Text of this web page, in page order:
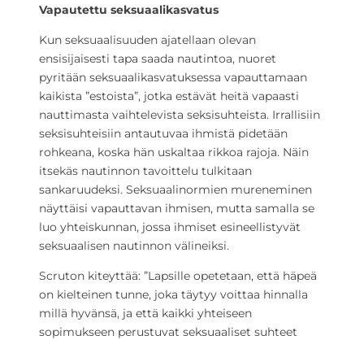
Vapautettu seksuaalikasvatus
Kun seksuaalisuuden ajatellaan olevan
ensisijaisesti tapa saada nautintoa, nuoret
pyritään seksuaalikasvatuksessa vapauttamaan
kaikista ”estoista”, jotka estävät heitä vapaasti
nauttimasta vaihtelevista seksisuhteista. Irrallisiin
seksisuhteisiin antautuvaa ihmistä pidetään
rohkeana, koska hän uskaltaa rikkoa rajoja. Näin
itsekäs nautinnon tavoittelu tulkitaan
sankaruudeksi. Seksuaalinormien mureneminen
näyttäisi vapauttavan ihmisen, mutta samalla se
luo yhteiskunnan, jossa ihmiset esineellistyvät
seksuaalisen nautinnon välineiksi.
Scruton kiteyttää: ”Lapsille opetetaan, että häpeä
on kielteinen tunne, joka täytyy voittaa hinnalla
millä hyvänsä, ja että kaikki yhteiseen
sopimukseen perustuvat seksuaaliset suhteet